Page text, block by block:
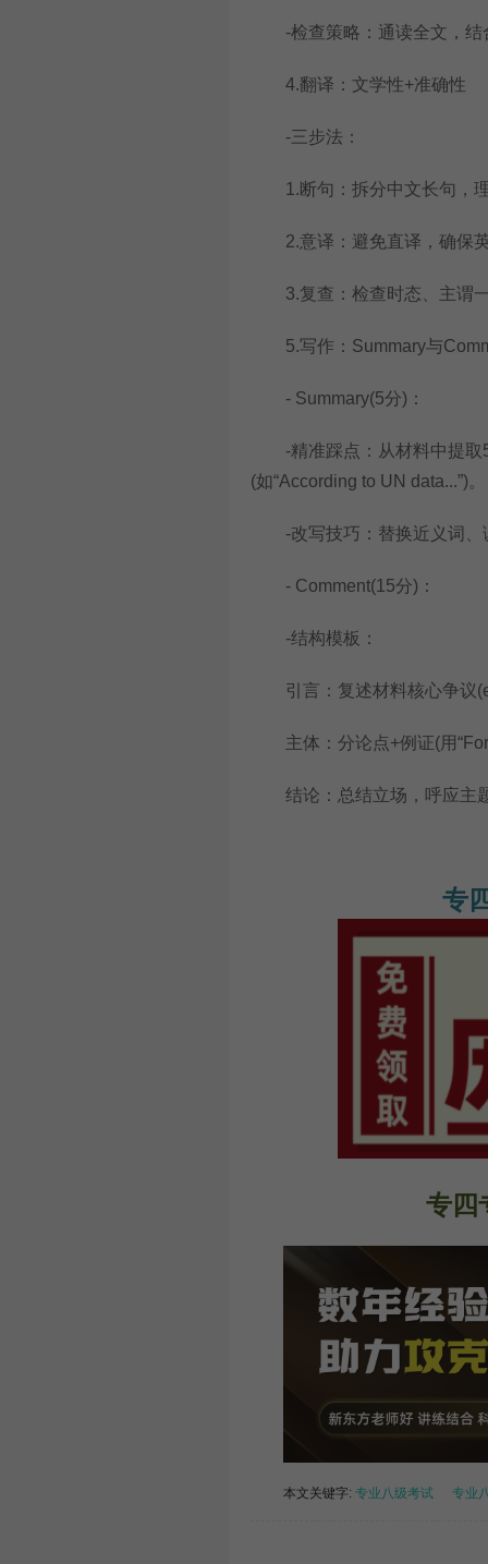
-检查策略：通读全文，结
4.翻译：文学性+准确性
-三步法：
1.断句：拆分中文长句，
2.意译：避免直译，确保英
3.复查：检查时态、主谓一
5.写作：Summary与
- Summary(5分)：
-精准踩点：从材料中提取
(如“According to UN data...”)。
-改写技巧：替换近义词、
- Comment(15分)：
-结构模板：
引言：复述材料核心争议
主体：分论点+例证(用“For
结论：总结立场，呼应主
专
专四
本文关键字: 专业八级考试 专业